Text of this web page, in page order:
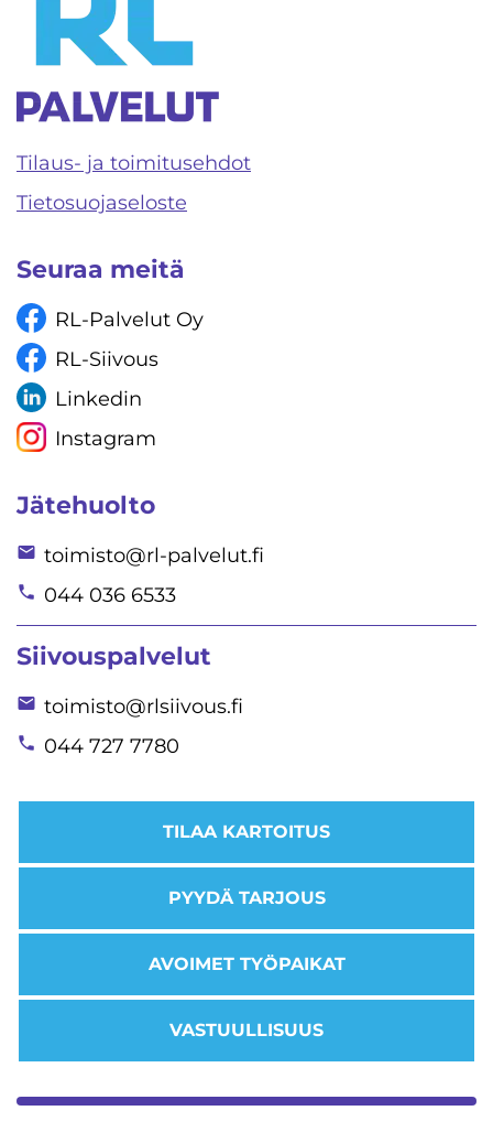
Tilaus- ja toimitusehdot
Tietosuojaseloste
Seuraa meitä
RL-Palvelut Oy
RL-Siivous
Linkedin
Instagram
Jätehuolto
toimisto@rl-palvelut.fi
044 036 6533
Siivouspalvelut
toimisto@rlsiivous.fi
044 727 7780
TILAA KARTOITUS
PYYDÄ TARJOUS
AVOIMET TYÖPAIKAT
VASTUULLISUUS